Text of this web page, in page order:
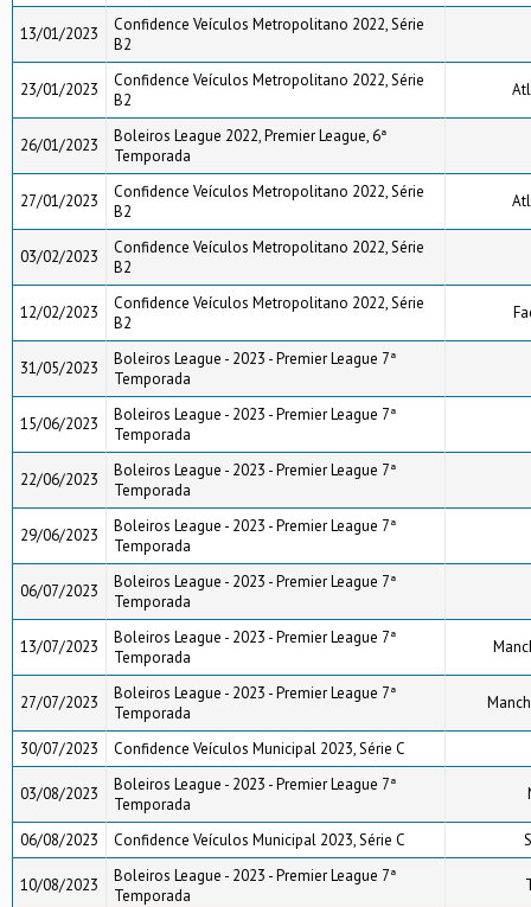
13/01/2023
Confidence Veículos Metropolitano 2022, Série
B2
23/01/2023
Confidence Veículos Metropolitano 2022, Série
B2
26/01/2023
Boleiros League 2022, Premier League, 6ª
Temporada
27/01/2023
Confidence Veículos Metropolitano 2022, Série
B2
03/02/2023
Confidence Veículos Metropolitano 2022, Série
B2
12/02/2023
Confidence Veículos Metropolitano 2022, Série
B2
31/05/2023
Boleiros League - 2023 - Premier League 7ª
Temporada
15/06/2023
Boleiros League - 2023 - Premier League 7ª
Temporada
22/06/2023
Boleiros League - 2023 - Premier League 7ª
Temporada
29/06/2023
Boleiros League - 2023 - Premier League 7ª
Temporada
06/07/2023
Boleiros League - 2023 - Premier League 7ª
Temporada
13/07/2023
Boleiros League - 2023 - Premier League 7ª
Temporada
27/07/2023
Boleiros League - 2023 - Premier League 7ª
Temporada
30/07/2023 Confidence Veículos Municipal 2023, Série C
03/08/2023
Boleiros League - 2023 - Premier League 7ª
Temporada
06/08/2023 Confidence Veículos Municipal 2023, Série C
10/08/2023
Boleiros League - 2023 - Premier League 7ª
Temporada